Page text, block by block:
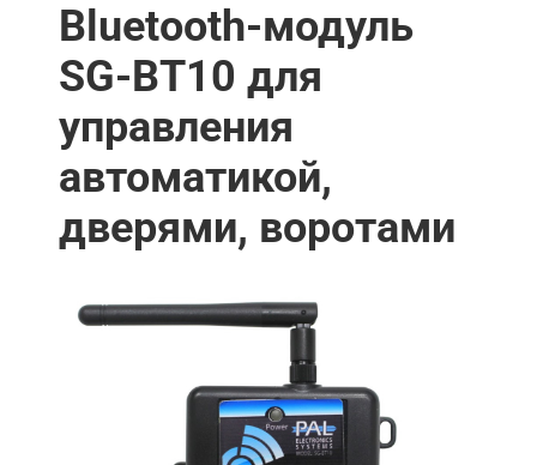
Bluetooth-модуль
SG-BT10 для
управления
автоматикой,
дверями, воротами